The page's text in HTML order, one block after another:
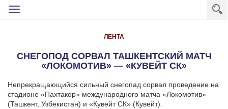
Toggle
ЛЕНТА
СНЕГОПОД СОРВАЛ ТАШКЕНТСКИЙ МАТЧ
«ЛОКОМОТИВ» — «КУВЕЙТ СК»
Непрекращающийся сильный снегопад сорвал проведение на
стадионе «Пахтакор» международного матча «Локомотив»
(Ташкент, Узбекистан) и «Кувейт СК» (Кувейт).